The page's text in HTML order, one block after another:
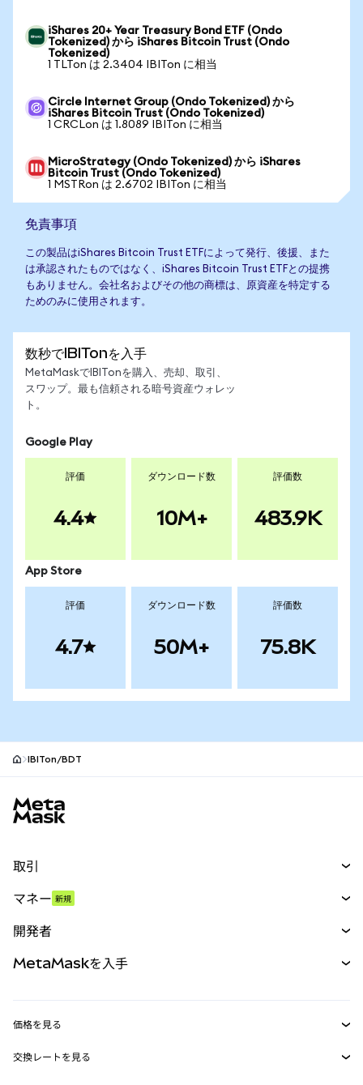
iShares 20+ Year Treasury Bond ETF (Ondo
Tokenized) から iShares Bitcoin Trust (Ondo
Tokenized)
1 TLTon は 2.3404 IBITon に相当
Circle Internet Group (Ondo Tokenized) から
iShares Bitcoin Trust (Ondo Tokenized)
1 CRCLon は 1.8089 IBITon に相当
MicroStrategy (Ondo Tokenized) から iShares
Bitcoin Trust (Ondo Tokenized)
1 MSTRon は 2.6702 IBITon に相当
免責事項
この製品はiShares Bitcoin Trust ETFによって発行、後援、また
は承認されたものではなく、iShares Bitcoin Trust ETFとの提携
もありません。会社名およびその他の商標は、原資産を特定する
ためのみに使用されます。
数秒でIBITonを入手
MetaMaskでIBITonを購入、売却、取引、
スワップ。最も信頼される暗号資産ウォレッ
ト。
Google Play
評価
4.4
ダウンロード数
10M+
評価数
483.9K
App Store
評価
4.7
ダウンロード数
50M+
評価数
75.8K
IBITon/BDT
取引
パーペチュアル
RWA
マネー 新規
開発者
MetaMask Connect
MetaMaskを入手
価格を見る
イーサリアムの価格
交換レートを見る